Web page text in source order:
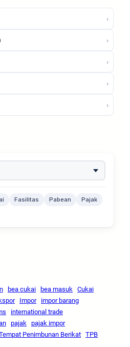
›
›
›
›
›
Fasilitas Pabean
Pajak
bea cukai bea masuk Cukai
Impor
impor barang
international trade
pajak pajak impor
Penimbunan Berikat TPB